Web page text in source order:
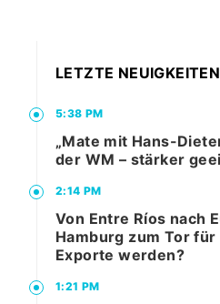
LETZTE NEUIGKEITEN
5:38 PM
„Mate mit Hans-
der WM – stärker
2:14 PM
Von Entre Ríos nach
Hamburg zum Tor
Exporte werden?
1:21 PM